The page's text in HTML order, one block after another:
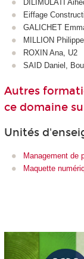
DILIMULATI
Eiffage
GALICHET
MILLION
ROXIN Ana, U2
SAID Daniel,
Autres
ce domaine
Unités
Management de
Maquette